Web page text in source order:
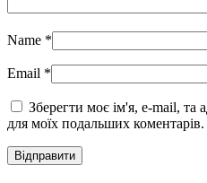
Name *
Email *
Зберегти моє ім'я, e-mail, та
для моїх подальших коментарів.